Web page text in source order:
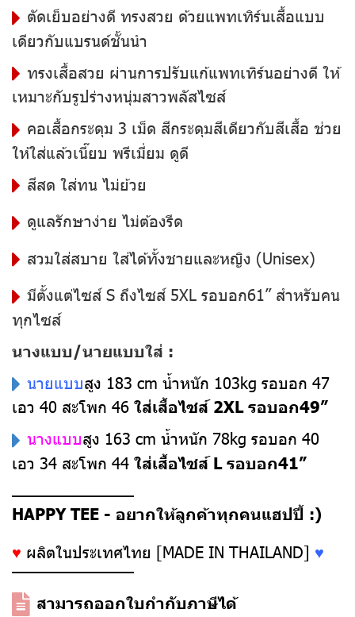
ตัดเย็บอย่างดี ทรงสวย ด้วยแพทเทิร์นเสื้อแบบ
เดียวกับแบรนด์ชั้นนำ
ทรงเสื้อสวย ผ่านการปรับแก้แพทเทิร์นอย่างดี ให้
เหมาะกับรูปร่างหนุ่มสาวพลัสไซส์
คอเสื้อกระดุม 3 เม็ด สีกระดุมสีเดียวกับสีเสื้อ ช่วย
ให้ใส่แล้วเนี๊ยบ พรีเมี่ยม ดูดี
สีสด ใส่ทน ไม่ย้วย
ดูแลรักษาง่าย ไม่ต้องรีด
สวมใส่สบาย ใส่ได้ทั้งชายและหญิง (Unisex)
มีตั้งแต่ไซส์ S ถึงไซส์ 5XL รอบอก61” สำหรับคน
ทุกไซส์
นางแบบ/นายแบบใส่ :
นายแบบสูง 183 cm น้ำหนัก 103kg รอบอก 47
เอว 40 สะโพก 46 ใส่เสื้อไซส์ 2XL รอบอก49”
นางแบบสูง 163 cm น้ำหนัก 78kg รอบอก 40
เอว 34 สะโพก 44 ใส่เสื้อไซส์ L รอบอก41”
––––––––––––––
HAPPY TEE - อยากให้ลูกค้าทุกคนแฮปปี้ :)
♥ ผลิตในประเทศไทย [MADE IN THAILAND] ♥
––––––––––––––
สามารถออกใบกำกับภาษีได้